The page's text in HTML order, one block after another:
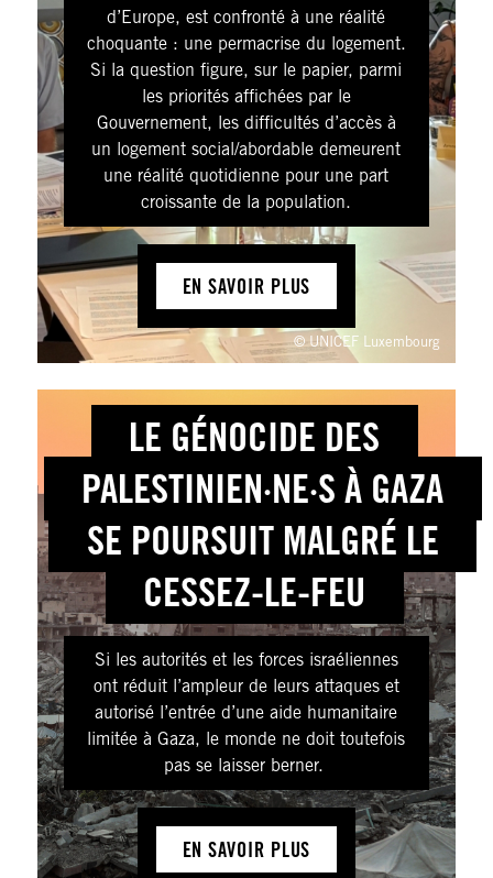
d’Europe, est confronté à une réalité
choquante : une permacrise du logement.
Si la question figure, sur le papier, parmi
les priorités affichées par le
Gouvernement, les difficultés d’accès à
un logement social/abordable demeurent
une réalité quotidienne pour une part
croissante de la population.
EN SAVOIR PLUS
© UNICEF Luxembourg
LE GÉNOCIDE DES
PALESTINIEN·NE·S À GAZA
SE POURSUIT MALGRÉ LE
CESSEZ-LE-FEU
Si les autorités et les forces israéliennes
ont réduit l’ampleur de leurs attaques et
autorisé l’entrée d’une aide humanitaire
limitée à Gaza, le monde ne doit toutefois
pas se laisser berner.
EN SAVOIR PLUS